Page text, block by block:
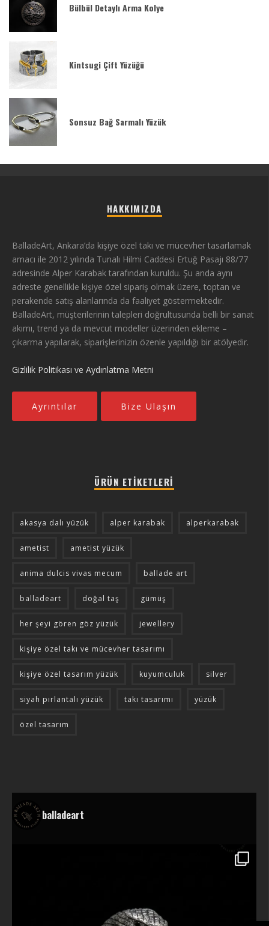
Bülbül Detaylı Arma Kolye
Kintsugi Çift Yüzüğü
Sonsuz Bağ Sarmalı Yüzük
HAKKIMIZDA
BalladeArt, Ankara’da kişiye özel takı ve mücevher tasarlamak
amacı ile 2012 yılında Tunalı Hilmi Caddesi Ertuğ Pasajı 88/77
adresinde Alper Karabak tarafından kuruldu. Şu anda aynı
adreste genellikle kişiye özel sipariş olmak üzere, toptan ve
perakende satış alanlarında da faaliyet göstermektedir.
BalladeArt, müşterilerinin talepleri doğrultusunda belli bir sanat
akımı, trend ya da mevcut modeller üzerinden ekleme –
çıkarma yapılarak, siparişlerinizin özenle yapıldığı bir atölyedir.
Gizlilik Politikası ve Aydınlatma Metni
Ayrıntılar Bize Ulaşın
ÜRÜN ETIKETLERI
akasya dalı yüzük alper karabak alperkarabak
ametist ametist yüzük
anima dulcis vivas mecum ballade art
balladeart doğal taş gümüş
her şeyi gören göz yüzük jewellery
kişiye özel takı ve mücevher tasarımı
kişiye özel tasarım yüzük kuyumculuk silver
siyah pırlantalı yüzük takı tasarımı yüzük
özel tasarım
balladeart